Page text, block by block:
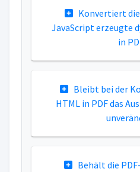
JavaScript erzeugte
in
HTML in PDF das
Behält die PDF-API auch Bilder